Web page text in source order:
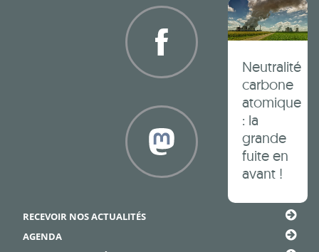
Neutralité
carbone
atomique
: la
grande
fuite en
avant !
RECEVOIR NOS ACTUALITÉS
AGENDA